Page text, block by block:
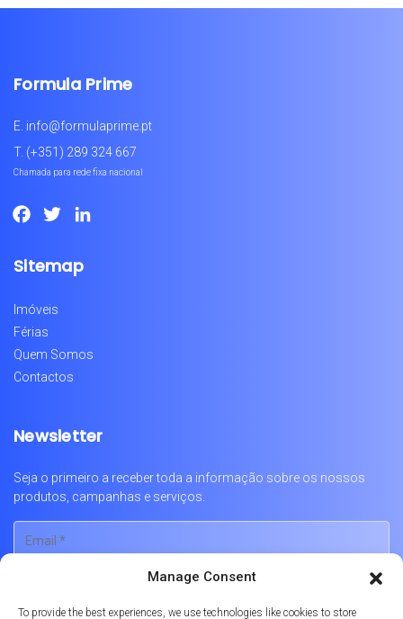
Manage Consent
To provide the best experiences, we use technologies like cookies to store
Formula Prime
E. info@formulaprime.pt
T. (+351) 289 324 667
Chamada para rede fixa nacional
Facebook
Twitter
Sitemap
Imóveis
Férias
Quem Somos
Contactos
Newsletter
Seja o primeiro a receber toda a informação sobre os nossos
produtos, campanhas e serviços.